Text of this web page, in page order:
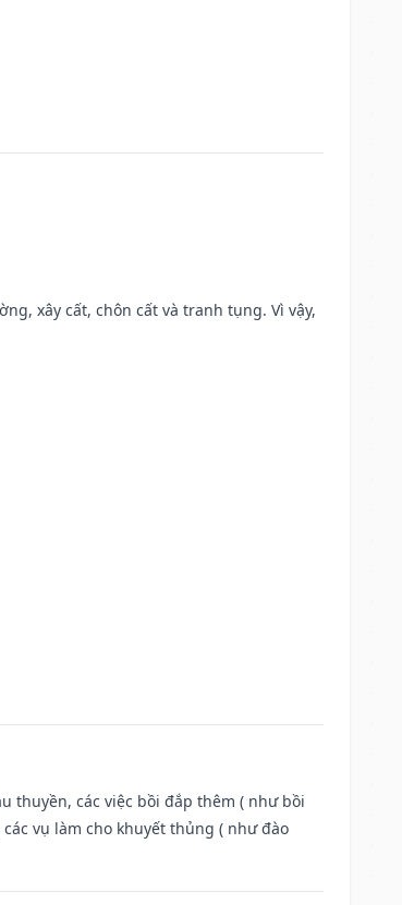
xây cất, chôn cất và tranh tụng. Vì vậy,
thuyền, các việc bồi đắp thêm ( như bồi
vụ làm cho khuyết thủng ( như đào